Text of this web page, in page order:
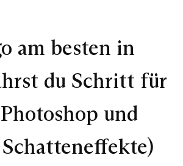
am besten in
du Schritt für
und